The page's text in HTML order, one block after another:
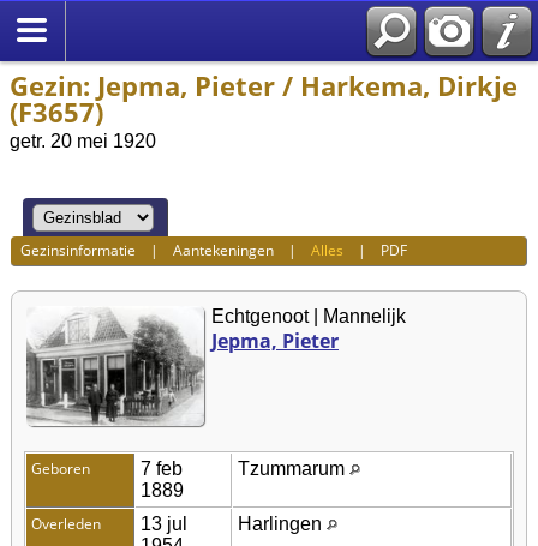
Gezin: Jepma, Pieter / Harkema, Dirkje
(F3657)
getr. 20 mei 1920
Gezinsinformatie |Aantekeningen |Alles | PDF
Echtgenoot | Mannelijk
Jepma, Pieter
Geboren
7 feb
1889
Tzummarum
Overleden
13 jul
Harlingen